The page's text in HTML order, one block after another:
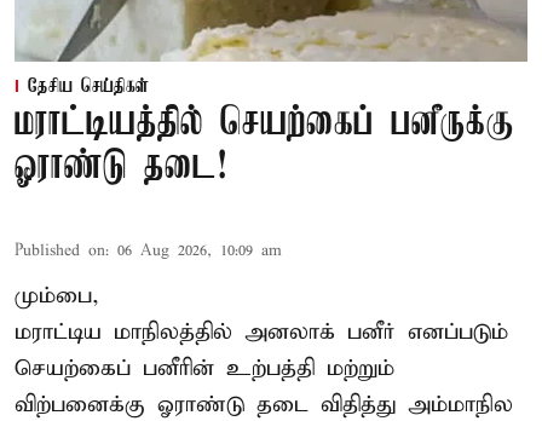
தேசிய செய்திகள்
மராட்டியத்தில் செயற்கைப் பனீருக்கு
ஓராண்டு தடை!
Published on: 06 Aug 2026, 10:09 am
மும்பை,
மராட்டிய மாநிலத்தில் அனலாக் பனீர் எனப்படும்
செயற்கைப் பனீரின் உற்பத்தி மற்றும்
விற்பனைக்கு ஓராண்டு தடை விதித்து அம்மாநில